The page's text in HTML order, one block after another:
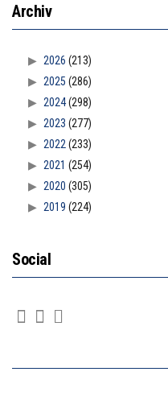
Archiv
2026 (213)
2025 (286)
2024(298)
2023 (277)
2022 (233)
2021 (254)
2020 (305)
2019 (224)
Social